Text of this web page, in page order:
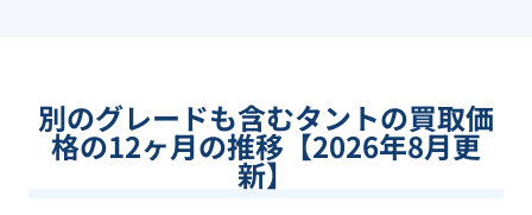
別のグレードも含むタントの買取価
格の12ヶ月の推移【2026年8月更
新】